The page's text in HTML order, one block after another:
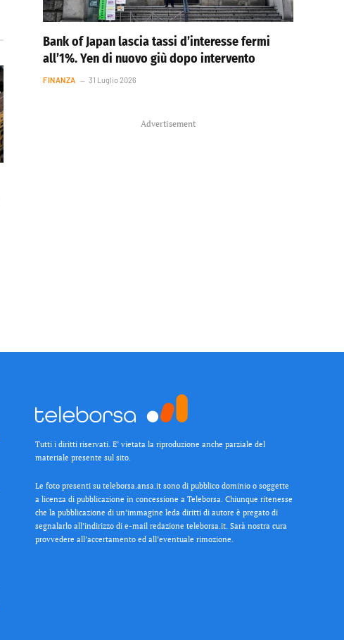
Bank of Japan lascia tassi d’interesse fermi
all’1%. Yen di nuovo giù dopo intervento
FINANZA 31 Luglio 2026
Advertisement
Tutti i diritti riservati. E’ vietata la riproduzione anche parziale del
materiale presente sul sito.
Le foto presenti su teleborsa.ansa.it sono di pubblico dominio o soggette
a licenza di pubblicazione in concessione a Teleborsa. Chiunque ritenesse
che la pubblicazione di un’immagine leda diritti di autore è pregato di
segnalarlo all’indirizzo di e-mail redazione teleborsa.it. Sarà nostra cura
provvedere all’accertamento ed all’eventuale rimozione.